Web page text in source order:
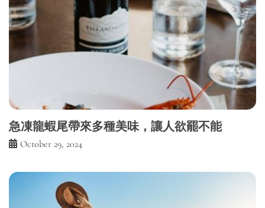
急凍龍蝦尾帶來多種美味，讓人欲罷不能
October 29, 2024